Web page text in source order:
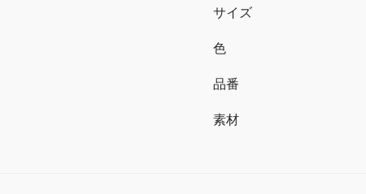
サイズ
色
品番
素材